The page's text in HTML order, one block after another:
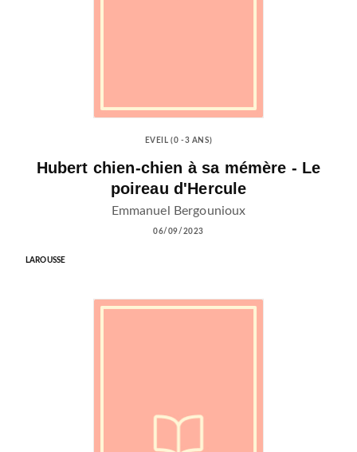
EVEIL (0 -3 ANS)
Hubert chien-chien à sa mémère - Le
poireau d'Hercule
Emmanuel Bergounioux
06/09/2023
LAROUSSE